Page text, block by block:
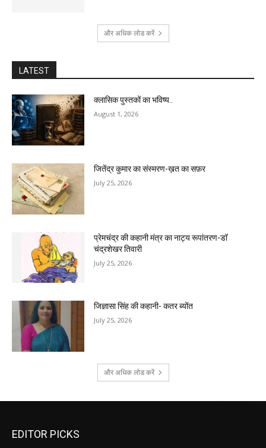
और अधिक लोड करें
LATEST
क्लासिक पुस्तकों का भविष्य..
August 1, 2026
जितेंद्र कुमार का संस्मरण-ख़त का सफ़र
July 25, 2026
प्रेमचंद्र की कहानी मंत्र का नाट्य रूपांतरण-डॉ
चंद्रशेखर तिवारी
July 25, 2026
जिज्ञासा सिंह की कहानी- कतर ब्योंत
July 25, 2026
और अधिक लोड करें
EDITOR PICKS